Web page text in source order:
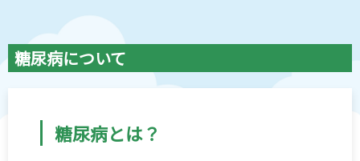
感染症対策〜手指衛生って何？〜
検査値はからだの通信簿
血圧手帳
糖尿病について
糖尿病とは？